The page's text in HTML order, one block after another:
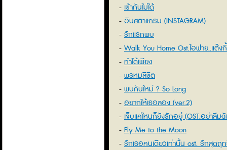
เข้ากันไม่ได้
อินสตาแกรม (INSTAGRAM)
รักแรกพบ
Walk You Home Ost.ไอฟาย..แต๊ง
ทำได้เพียง
พรหมลิขิต
พบกันใหม่ ? So Long
อยากให้เธอลอง (ver.2)
เจ็บแค่ไหนก็ยังรักอยู่ (OST.อย่าลืม
ฟิล์ม บงกช
Fly Me to the Moon
รักเธอคนเดียวเท่านั้น ost. รักสุดฤ